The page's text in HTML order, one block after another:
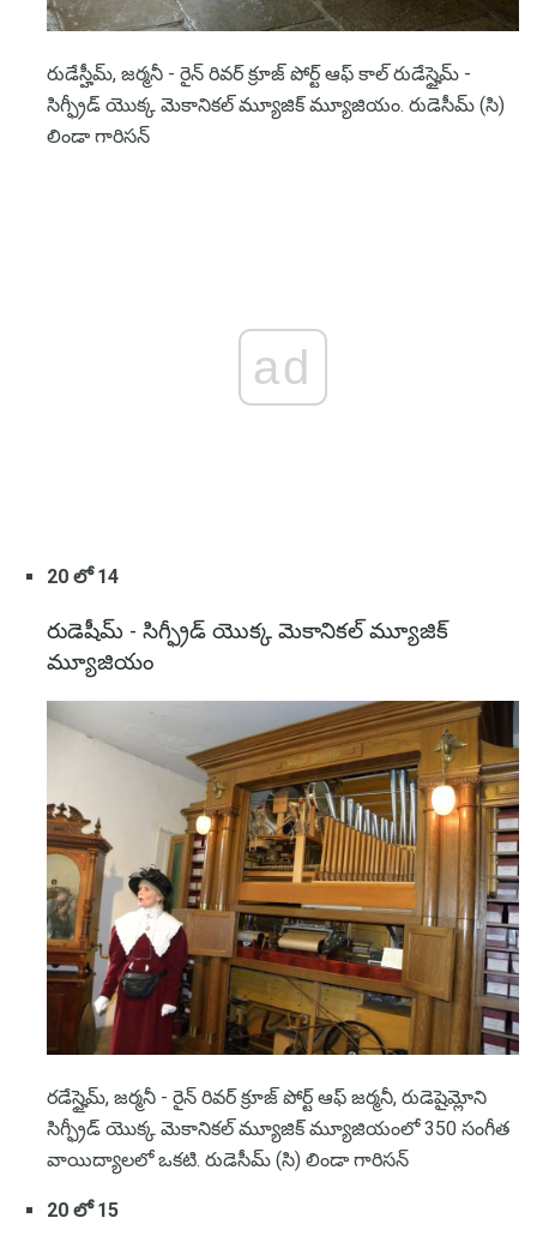
రుడేస్హీమ్, జర్మనీ - రైన్ రివర్ క్రూజ్ పోర్ట్ ఆఫ్ కాల్ రుడేస్హైమ్ -
సిగ్ఫ్రీడ్ యొక్క మెకానికల్ మ్యూజిక్ మ్యూజియం. రుడెసీమ్ (సి)
లిండా గారిసన్
ad
20 లో 14
రుడెషీమ్ - సిగ్ఫ్రీడ్ యొక్క మెకానికల్ మ్యూజిక్
మ్యూజియం
రడేస్హైమ్, జర్మనీ - రైన్ రివర్ క్రూజ్ పోర్ట్ ఆఫ్ జర్మనీ, రుడెషైమ్లోని
సిగ్ఫ్రీడ్ యొక్క మెకానికల్ మ్యూజిక్ మ్యూజియంలో 350 సంగీత
వాయిద్యాలలో ఒకటి. రుడెసీమ్ (సి) లిండా గారిసన్
20 లో 15